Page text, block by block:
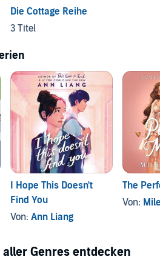
Die Cottage Reihe
3 Titel
I Hope This Doesn't
Find You
Von: Ann Liang
The
Von:
Genres entdecken